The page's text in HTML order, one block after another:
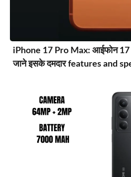
iPhone 17 Pro Max: आईफोन 17
जाने इसके दमदार features and